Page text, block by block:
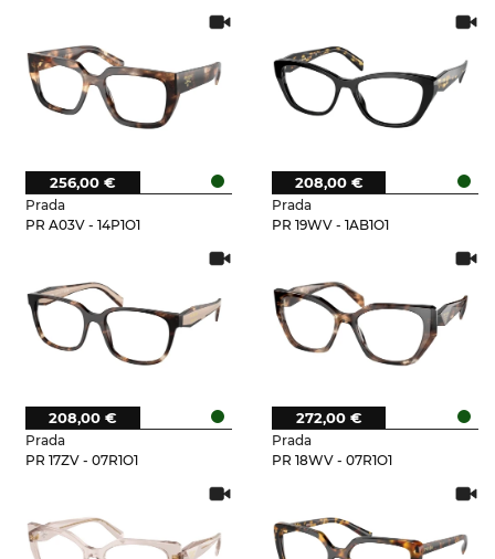
Prada
PR A03V - 14P1O1
256,00 €
Prada
PR 19WV - 1AB1O1
208,00 €
Prada
PR 17ZV - 07R1O1
208,00 €
Prada
PR 18WV - 07R1O1
272,00 €